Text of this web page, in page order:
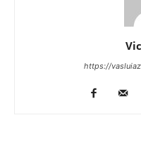
https://